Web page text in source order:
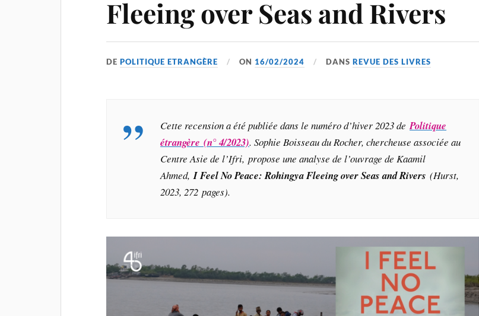
Fleeing over Seas and Rivers
DEPOLITIQUE ETRANGÈRE ON 16/02/2024 DANSREVUE DES LIVRES
Cette recension a été publiée dans le numéro d’hiver 2023 dePolitique
étrangère (n° 4/2023). Sophie Boisseau du Rocher, chercheuse associée au
Centre Asie de l’Ifri, propose une analyse de l’ouvrage deKaamil
Ahmed, I Feel No Peace: Rohingya Fleeing over Seas and Rivers(Hurst,
2023, 272 pages).